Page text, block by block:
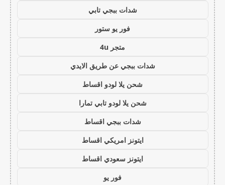
شدات ببجي تابي
فور يو ستور
متجر 4u
شدات ببجي عن طريق الايدي
شحن يلا لودو اقساط
شحن يلا لودو تابي تمارا
شدات ببجي اقساط
ايتونز امريكي اقساط
ايتونز سعودي اقساط
فور يو